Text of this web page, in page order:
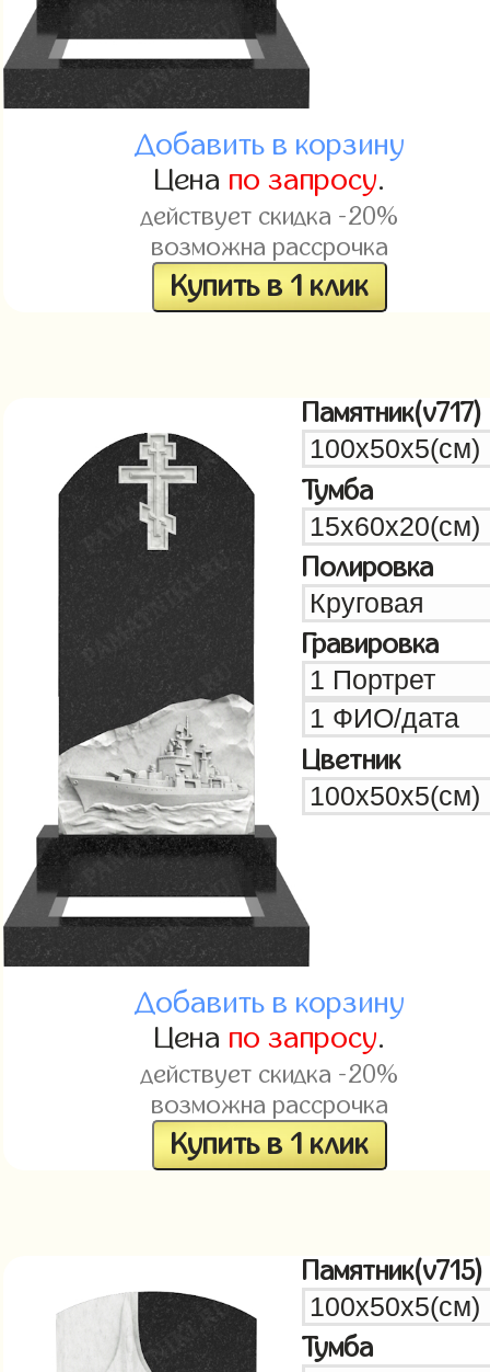
Добавить в корзину
Цена по запросу.
действует скидка -20%
возможна рассрочка
Купить в 1 клик
Памятник(v717)
Тумба
Полировка
Гравировка
Цветник
Добавить в корзину
Цена по запросу.
действует скидка -20%
возможна рассрочка
Купить в 1 клик
Памятник(v715)
Тумба